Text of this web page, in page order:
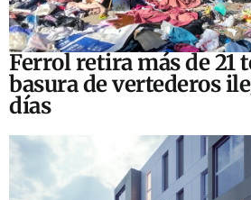
Ferrol retira más de 21
basura de vertederos
días